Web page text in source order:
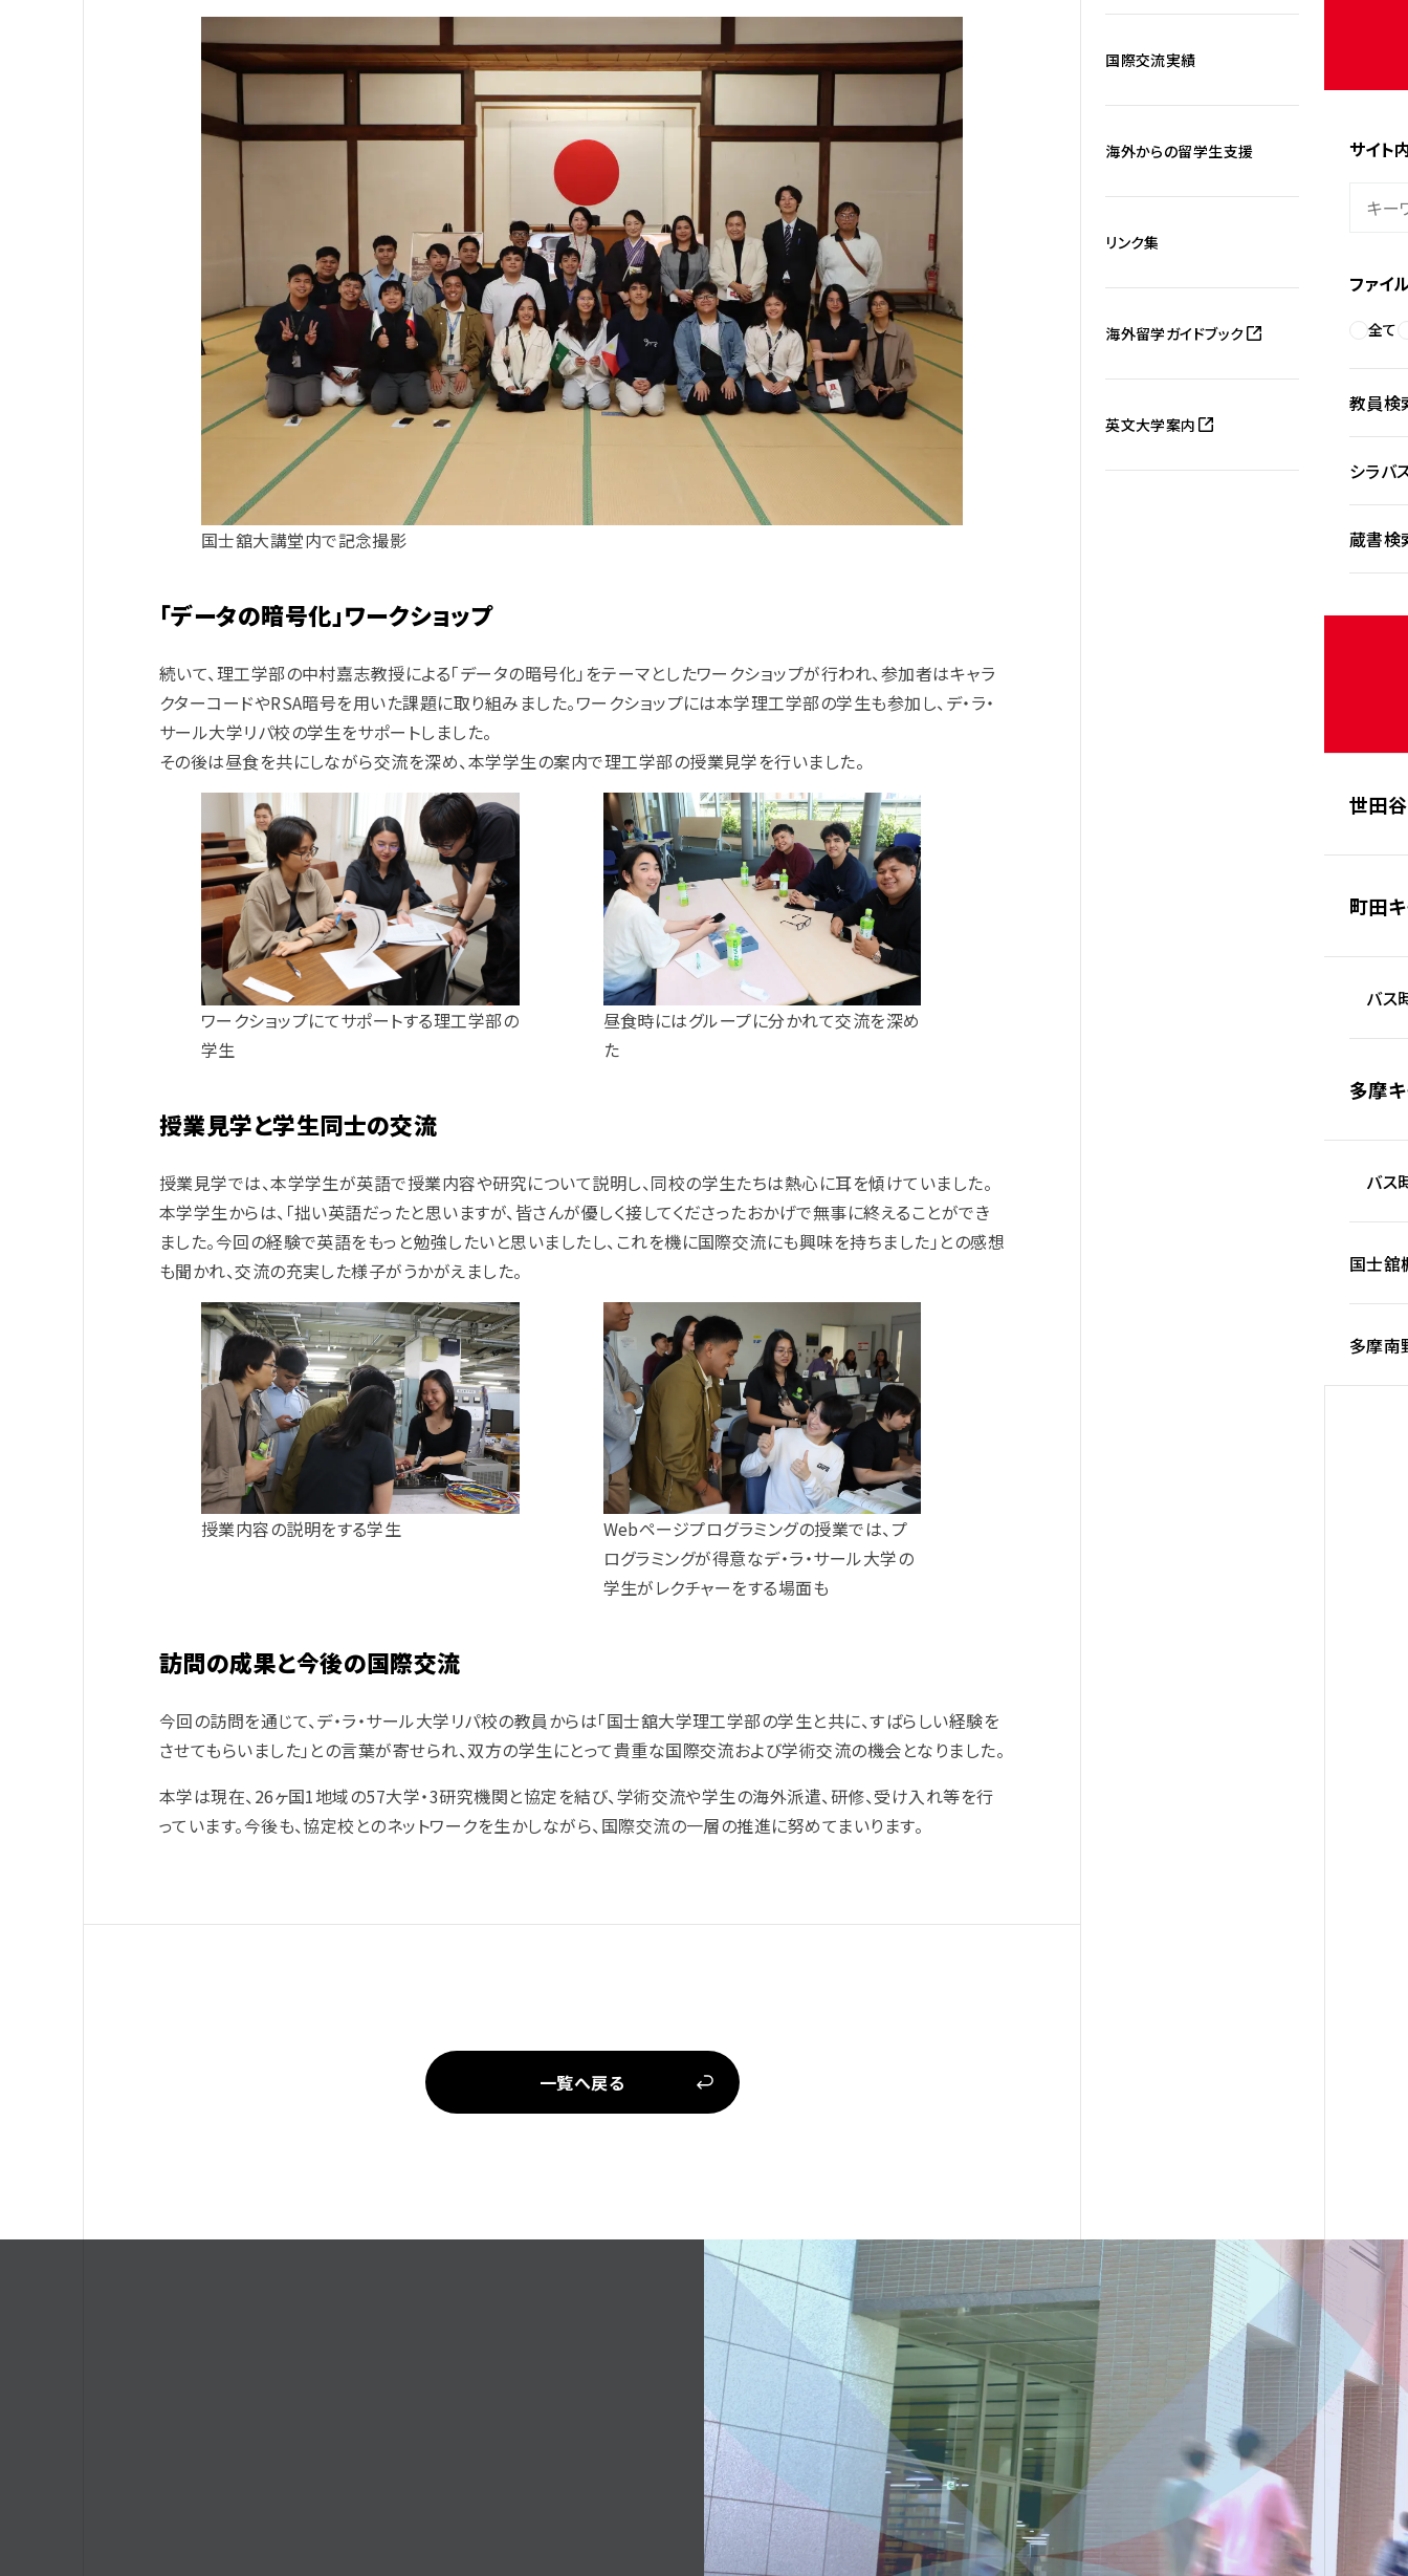
サイト
ファイ
全て
教員検
シラバ
蔵書検
世田
町田
バス
多摩
バス
国士舘
多摩南
国士舘大講堂内で記念撮影
「データの暗号化」ワークショップ
続いて、理工学部の中村嘉志教授による「データの暗号化」をテーマとしたワークショップが行われ、参加者はキャラ
クターコードやRSA暗号を用いた課題に取り組みました。ワークショップには本学理工学部の学生も参加し、デ・ラ・
サール大学リパ校の学生をサポートしました。
その後は昼食を共にしながら交流を深め、本学学生の案内で理工学部の授業見学を行いました。
ワークショップにてサポートする理工学部の
学生
昼食時にはグループに分かれて交流を深め
た
授業見学と学生同士の交流
授業見学では、本学学生が英語で授業内容や研究について説明し、同校の学生たちは熱心に耳を傾けていました。
本学学生からは、「拙い英語だったと思いますが、皆さんが優しく接してくださったおかげで無事に終えることができ
ました。今回の経験で英語をもっと勉強したいと思いましたし、これを機に国際交流にも興味を持ちました」との感想
も聞かれ、交流の充実した様子がうかがえました。
授業内容の説明をする学生
Webページプログラミングの授業では、プ
ログラミングが得意なデ・ラ・サール大学の
学生がレクチャーをする場面も
訪問の成果と今後の国際交流
今回の訪問を通じて、デ・ラ・サール大学リパ校の教員からは「国士舘大学理工学部の学生と共に、すばらしい経験を
させてもらいました」との言葉が寄せられ、双方の学生にとって貴重な国際交流および学術交流の機会となりました。
本学は現在、26ヶ国1地域の57大学・3研究機関と協定を結び、学術交流や学生の海外派遣、研修、受け入れ等を行
っています。今後も、協定校とのネットワークを生かしながら、国際交流の一層の推進に努めてまいります。
一覧へ戻る
国際交流実績
海外からの留学生支援
リンク集
海外留学ガイドブック
英文大学案内